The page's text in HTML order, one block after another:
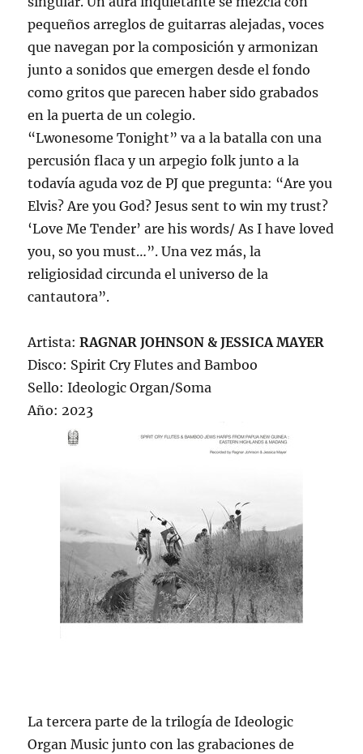
pequeños arreglos de guitarras alejadas, voces
que navegan por la composición y armonizan
junto a sonidos que emergen desde el fondo
como gritos que parecen haber sido grabados
en la puerta de un colegio.
“Lwonesome Tonight” va a la batalla con una
percusión flaca y un arpegio folk junto a la
todavía aguda voz de PJ que pregunta: “Are you
Elvis? Are you God? Jesus sent to win my trust?
‘Love Me Tender’ are his words/ As I have loved
you, so you must…”. Una vez más, la
religiosidad circunda el universo de la
cantautora”.
Artista:RAGNAR JOHNSON & JESSICA MAYER
Disco: Spirit Cry Flutes and Bamboo
Sello: Ideologic Organ/Soma
Año: 2023
La tercera parte de la trilogía de Ideologic
Organ Music junto con las grabaciones de